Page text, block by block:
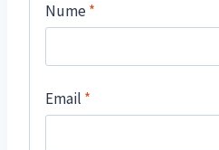
Nume*
Email *